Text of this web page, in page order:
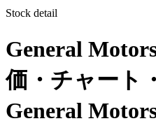
Stock detail
General
価・チャート
General